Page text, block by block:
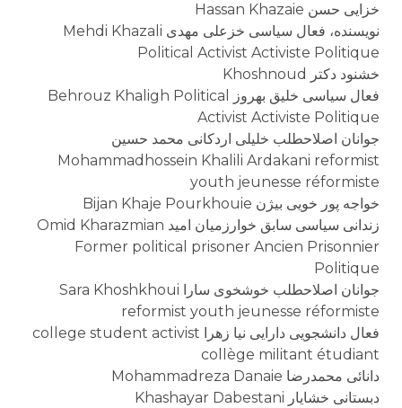
خزایی حسن Hassan Khazaie
نویسنده، فعال سیاسی خزعلی مهدی Mehdi Khazali
Political Activist Activiste Politique
خشنود دکتر Khoshnoud
فعال سیاسی خلیق بهروز Behrouz Khaligh Political
Activist Activiste Politique
جوانان اصلاحطلب خلیلی اردکانی محمد حسین
Mohammadhossein Khalili Ardakani reformist
youth jeunesse réformiste
خواجه پور خویی بيژن Bijan Khaje Pourkhouie
زندانی سیاسی سابق خوارزمیان امید Omid Kharazmian
Former political prisoner Ancien Prisonnier
Politique
جوانان اصلاحطلب خوشخوی سارا Sara Khoshkhoui
reformist youth jeunesse réformiste
فعال دانشجویی دارایی نیا زهرا college student activist
collège militant étudiant
دانائی محمدرضا Mohammadreza Danaie
دبستانی خشایار Khashayar Dabestani